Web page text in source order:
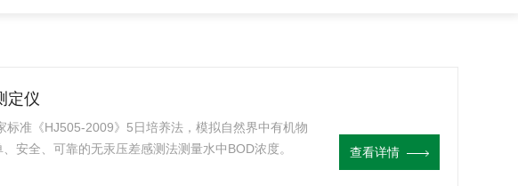
定仪
标准《HJ505-2009》5日培养法，模拟自然界中有机物
安全、可靠的无汞压差感测法测量水中BOD浓度。
查看详情